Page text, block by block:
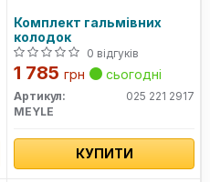
Комплект гальмівних
колодок
0 відгуків
1 785 грн сьогодні
Артикул:
025 221 2917
MEYLE
КУПИТИ